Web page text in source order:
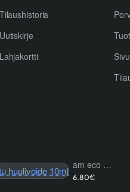
Tilaushistoria
Uutiskirje
Lahjakortti
am eco cosmetics Piparminttu huulivoide 10ml
6.80€